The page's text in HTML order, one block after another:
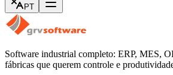
PT
Software industrial completo: ERP, MES,
fábricas que querem controle e